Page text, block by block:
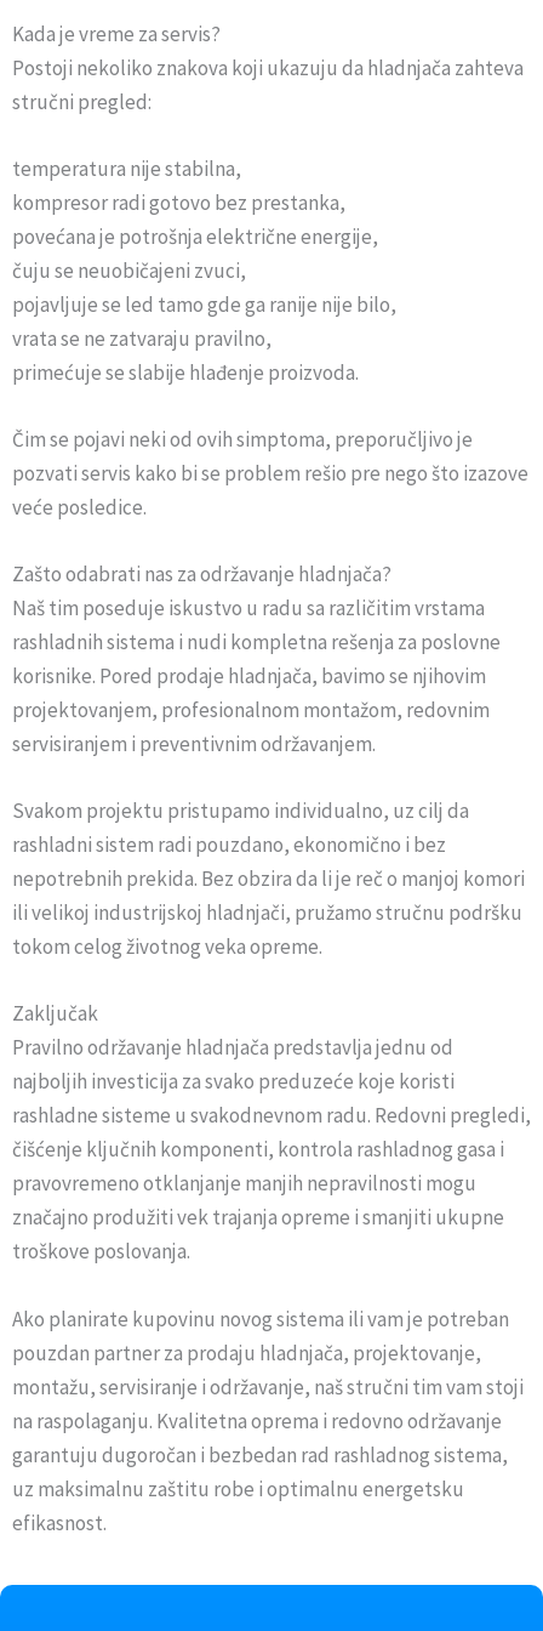
Kada je vreme za servis?
Postoji nekoliko znakova koji ukazuju da hladnjača zahteva
stručni pregled:
temperatura nije stabilna,
kompresor radi gotovo bez prestanka,
povećana je potrošnja električne energije,
čuju se neuobičajeni zvuci,
pojavljuje se led tamo gde ga ranije nije bilo,
vrata se ne zatvaraju pravilno,
primećuje se slabije hlađenje proizvoda.
Čim se pojavi neki od ovih simptoma, preporučljivo je
pozvati servis kako bi se problem rešio pre nego što izazove
veće posledice.
Zašto odabrati nas za održavanje hladnjača?
Naš tim poseduje iskustvo u radu sa različitim vrstama
rashladnih sistema i nudi kompletna rešenja za poslovne
korisnike. Pored prodaje hladnjača, bavimo se njihovim
projektovanjem, profesionalnom montažom, redovnim
servisiranjem i preventivnim održavanjem.
Svakom projektu pristupamo individualno, uz cilj da
rashladni sistem radi pouzdano, ekonomično i bez
nepotrebnih prekida. Bez obzira da li je reč o manjoj komori
ili velikoj industrijskoj hladnjači, pružamo stručnu podršku
tokom celog životnog veka opreme.
Zaključak
Pravilno održavanje hladnjača predstavlja jednu od
najboljih investicija za svako preduzeće koje koristi
rashladne sisteme u svakodnevnom radu. Redovni pregledi,
čišćenje ključnih komponenti, kontrola rashladnog gasa i
pravovremeno otklanjanje manjih nepravilnosti mogu
značajno produžiti vek trajanja opreme i smanjiti ukupne
troškove poslovanja.
Ako planirate kupovinu novog sistema ili vam je potreban
pouzdan partner za prodaju hladnjača, projektovanje,
montažu, servisiranje i održavanje, naš stručni tim vam stoji
na raspolaganju. Kvalitetna oprema i redovno održavanje
garantuju dugoročan i bezbedan rad rashladnog sistema,
uz maksimalnu zaštitu robe i optimalnu energetsku
efikasnost.